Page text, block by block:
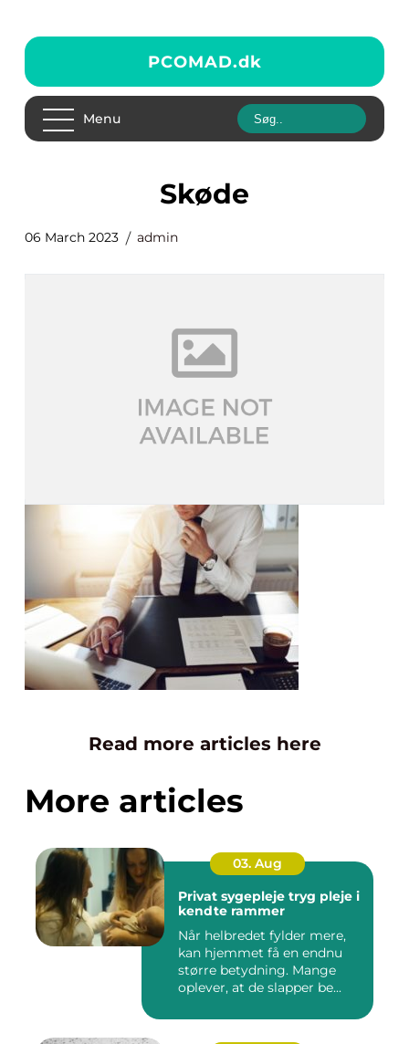
PCOMAD.dk
Menu
skøde
06 March 2023 admin
Read more articles here
More articles
03. Aug
Privat sygepleje tryg pleje i
kendte rammer
Når helbredet fylder mere,
kan hjemmet få en endnu
større betydning. Mange
oplever, at de slapper be...